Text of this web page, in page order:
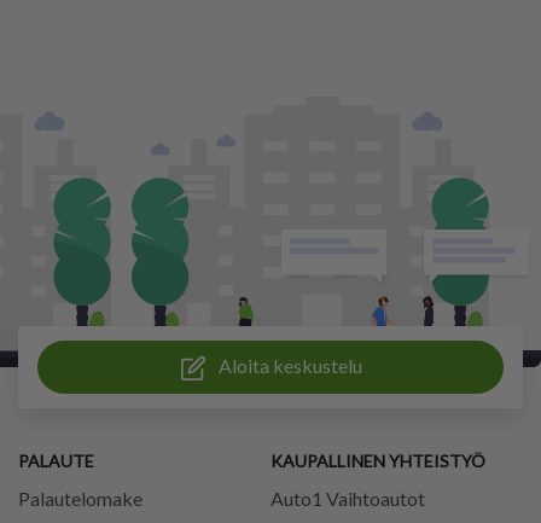
Aloita keskustelu
PALAUTE
Palautelomake
KAUPALLINEN YHTEISTYÖ
Auto1 Vaihtoautot